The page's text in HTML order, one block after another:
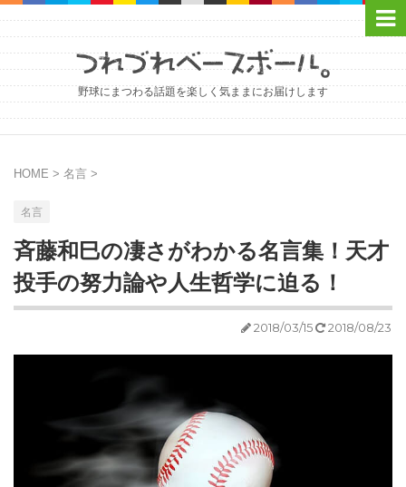
野球にまつわる話題を楽しく気ままにお届けします
HOME > 名言 >
名言
斉藤和巳の凄さがわかる名言集！天才
投手の努力論や人生哲学に迫る！
2018/03/15 2018/08/23